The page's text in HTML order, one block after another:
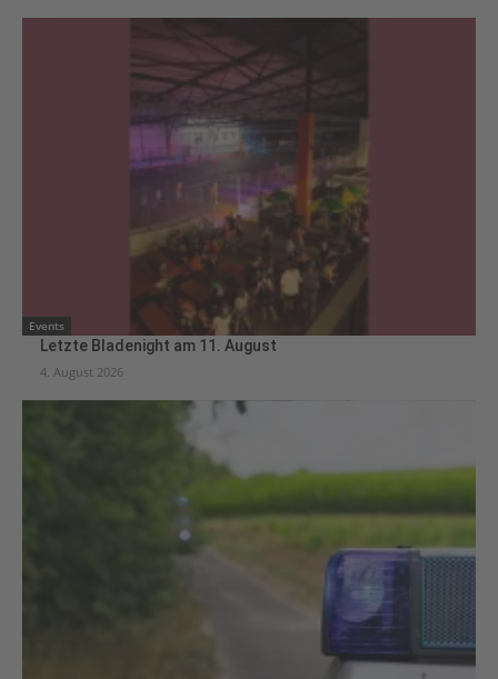
Events
Letzte Bladenight am 11. August
4. August 2026